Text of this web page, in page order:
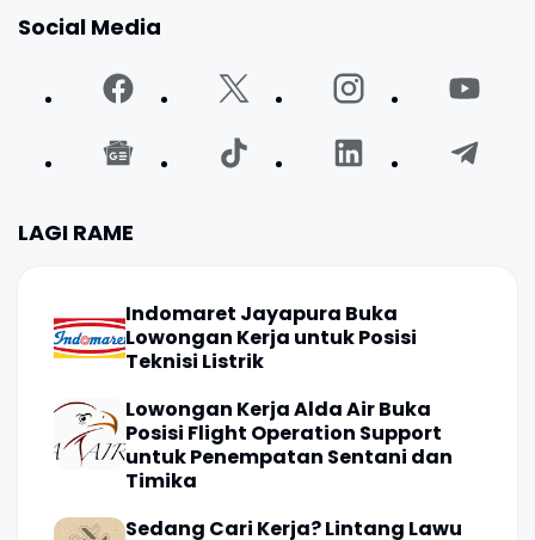
Social Media
LAGI RAME
Indomaret Jayapura Buka
Lowongan Kerja untuk Posisi
Teknisi Listrik
Lowongan Kerja Alda Air Buka
Posisi Flight Operation Support
untuk Penempatan Sentani dan
Timika
Sedang Cari Kerja? Lintang Lawu